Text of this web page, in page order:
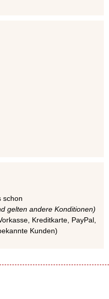
schon
gelten andere Konditionen)
Kreditkarte, PayPal,
Kunden)